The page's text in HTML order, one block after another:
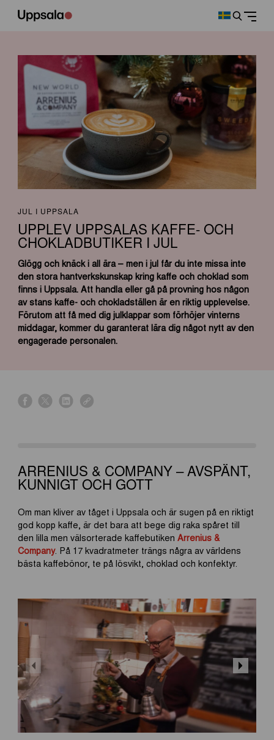
JUL I UPPSALA
UPPLEV UPPSALAS KAFFE- OCH
CHOKLADBUTIKER I JUL
Glögg och knäck i all ära – men i jul får du inte missa inte
den stora hantverkskunskap kring kaffe och choklad som
finns i Uppsala. Att handla eller gå på provning hos någon
av stans kaffe- och chokladställen är en riktig upplevelse.
Förutom att få med dig julklappar som förhöjer vinterns
middagar, kommer du garanterat lära dig något nytt av den
engagerade personalen.
s
o
n
a
c
e
b
o
s
o
n
s
o
n
i
n
k
e
d
s
o
n
i
n
k
ARRENIUS & COMPANY – AVSPÄNT,
KUNNIGT OCH GOTT
Om man kliver av tåget i Uppsala och är sugen på en riktigt
god kopp kaffe, är det bara att bege dig raka spåret till
den lilla men välsorterade kaffebutiken Arrenius &
Company. På 17 kvadratmeter trängs några av världens
bästa kaffebönor, te på lösvikt, choklad och konfektyr.